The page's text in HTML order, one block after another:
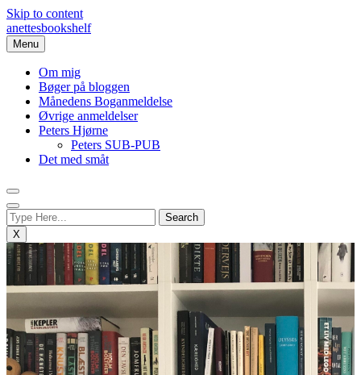
Skip to content
anettesbookshelf
Menu
Om mig
Bøger på bloggen
Månedens Boganmeldelse
Øvrige anmeldelser
Peters Hjørne
Peters SUB-PUB
Det med småt
X